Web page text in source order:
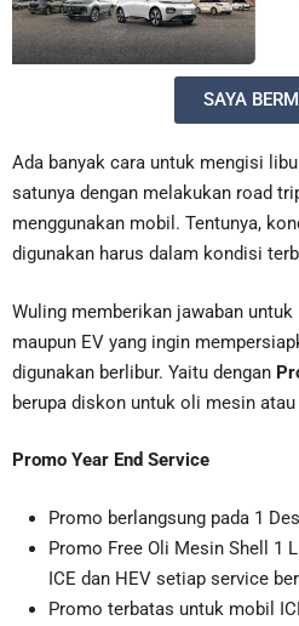
SAYA
Ada banyak cara untuk mengisi
satunya dengan melakukan road
menggunakan mobil. Tentunya,
digunakan harus dalam kondisi
Wuling memberikan jawaban untuk
maupun EV yang ingin
digunakan berlibur. Yaitu dengan
berupa diskon untuk oli mesin
Promo Year End Service
Promo berlangsung pada 1
Promo Free Oli Mesin Shell 1
ICE dan HEV setiap service
Promo terbatas untuk mobil